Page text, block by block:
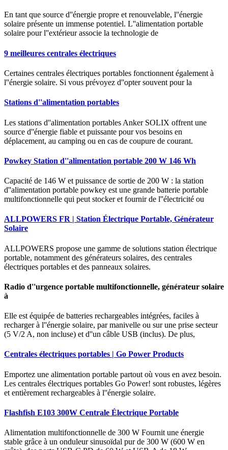
En tant que source d''énergie propre et renouvelable, l''énergie
solaire présente un immense potentiel. L''alimentation portable
solaire pour l''extérieur associe la technologie de
9 meilleures centrales électriques
Certaines centrales électriques portables fonctionnent également à
l''énergie solaire. Si vous prévoyez d''opter souvent pour la
Stations d''alimentation portables
Les stations d''alimentation portables Anker SOLIX offrent une
source d''énergie fiable et puissante pour vos besoins en
déplacement, au camping ou en cas de coupure de courant.
Powkey Station d''alimentation portable 200 W 146 Wh
Capacité de 146 W et puissance de sortie de 200 W : la station
d''alimentation portable powkey est une grande batterie portable
multifonctionnelle qui peut stocker et fournir de l''électricité ou
ALLPOWERS FR | Station Électrique Portable, Générateur
Solaire
ALLPOWERS propose une gamme de solutions station électrique
portable, notamment des générateurs solaires, des centrales
électriques portables et des panneaux solaires.
Radio d''urgence portable multifonctionnelle, générateur solaire
à
Elle est équipée de batteries rechargeables intégrées, faciles à
recharger à l''énergie solaire, par manivelle ou sur une prise secteur
(5 V/2 A, non incluse) et d''un câble USB (inclus). De plus,
Centrales électriques portables | Go Power Products
Emportez une alimentation portable partout où vous en avez besoin.
Les centrales électriques portables Go Power! sont robustes, légères
et entièrement rechargeables à l''énergie solaire.
Flashfish E103 300W Centrale Électrique Portable
Alimentation multifonctionnelle de 300 W Fournit une énergie
stable grâce à un onduleur sinusoïdal pur de 300 W (600 W en